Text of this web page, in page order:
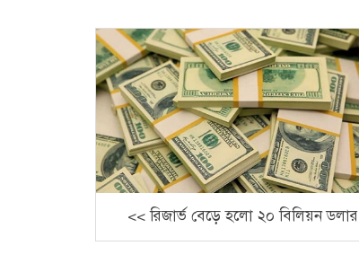
<< রিজার্ভ বেড়ে হলো ২০ বিলিয়ন ডলার